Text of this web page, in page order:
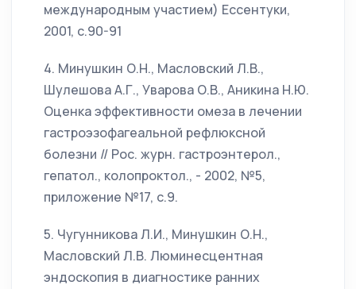
международным участием) Ессентуки,
2001, с.90-91
4. Минушкин О.Н., Масловский Л.В.,
Шулешова А.Г., Уварова О.В., Аникина Н.Ю.
Оценка эффективности омеза в лечении
гастроэзофагеальной рефлюксной
болезни // Рос. журн. гастроэнтерол.,
гепатол., колопроктол., - 2002, №5,
приложение №17, с.9.
5. Чугунникова Л.И., Минушкин О.Н.,
Масловский Л.В. Люминесцентная
эндоскопия в диагностике ранних